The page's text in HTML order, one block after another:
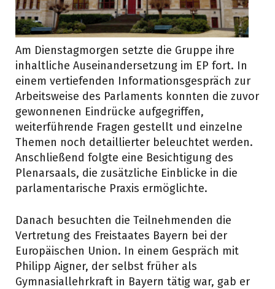
Am Dienstagmorgen setzte die Gruppe ihre
inhaltliche Auseinandersetzung im EP fort. In
einem vertiefenden Informationsgespräch zur
Arbeitsweise des Parlaments konnten die zuvor
gewonnenen Eindrücke aufgegriffen,
weiterführende Fragen gestellt und einzelne
Themen noch detaillierter beleuchtet werden.
Anschließend folgte eine Besichtigung des
Plenarsaals, die zusätzliche Einblicke in die
parlamentarische Praxis ermöglichte.
Danach besuchten die Teilnehmenden die
Vertretung des Freistaates Bayern bei der
Europäischen Union. In einem Gespräch mit
Philipp Aigner, der selbst früher als
Gymnasiallehrkraft in Bayern tätig war, gab er